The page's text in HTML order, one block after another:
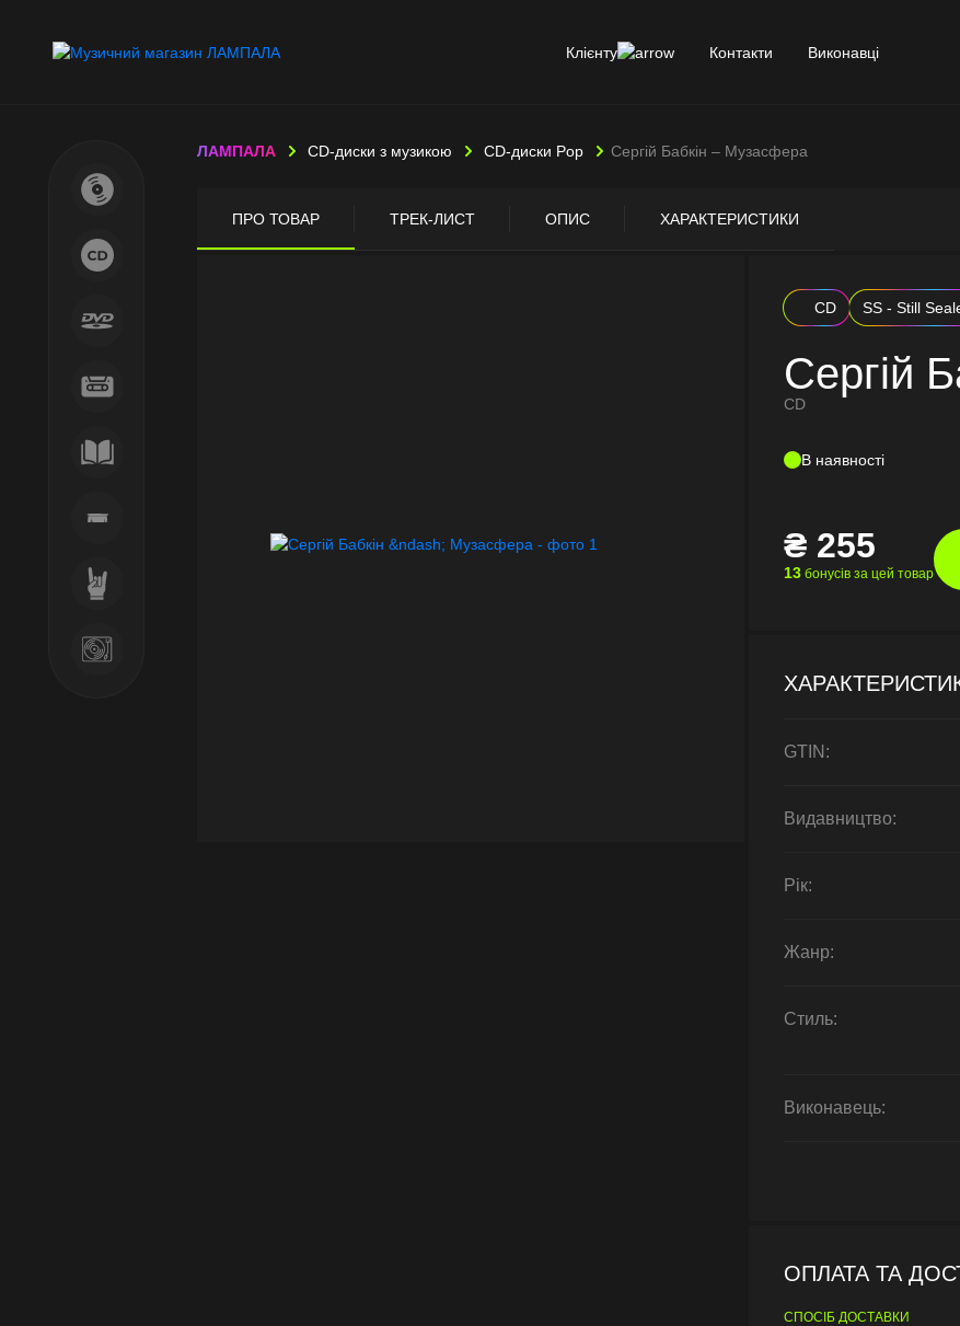
Клієнту Контакти Виконавці
ЛАМПАЛА CD-диски з музикою CD-диски Pop Сергій Бабкін – Музасфера
ПРО ТОВАР ТРЕК-ЛИСТ ОПИС ХАРАКТЕРИСТИКИ
CD SS - Still
Сергій
CD
В наявності
₴ 255
13 бонусів за цей товар
GTIN:
Видавництво:
Рік:
Жанр:
Стиль:
Виконавець:
ОПЛАТА ТА
СПОСІБ ДОСТАВКИ